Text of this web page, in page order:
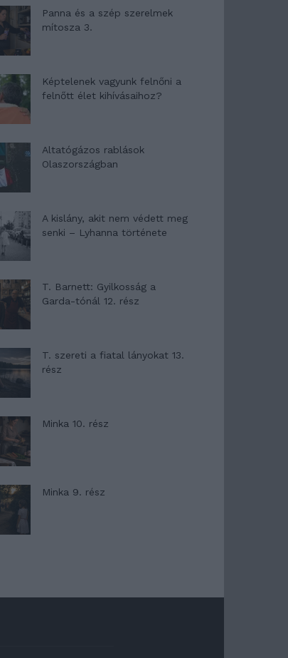
Panna és a szép szerelmek
mítosza 3.
Képtelenek vagyunk felnőni a
felnőtt élet kihívásaihoz?
Altatógázos rablások
Olaszországban
A kislány, akit nem védett meg
senki – Lyhanna története
T. Barnett: Gyilkosság a
Garda-tónál 12. rész
T. szereti a fiatal lányokat 13.
rész
Minka 10. rész
Minka 9. rész